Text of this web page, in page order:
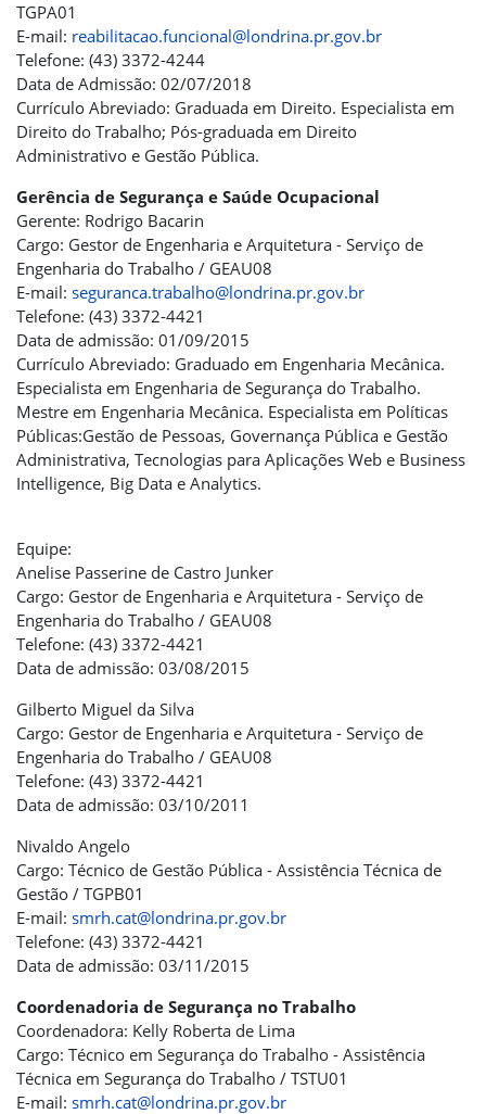
TGPA01
E-mail: reabilitacao.funcional@londrina.pr.gov.br
Telefone: (43) 3372-4244
Data de Admissão: 02/07/2018
Currículo Abreviado: Graduada em Direito. Especialista em
Direito do Trabalho; Pós-graduada em Direito
Administrativo e Gestão Pública.
Gerência de Segurança e Saúde Ocupacional
Gerente: Rodrigo Bacarin
Cargo: Gestor de Engenharia e Arquitetura - Serviço de
Engenharia do Trabalho / GEAU08
E-mail: seguranca.trabalho@londrina.pr.gov.br
Telefone: (43) 3372-4421
Data de admissão: 01/09/2015
Currículo Abreviado: Graduado em Engenharia Mecânica.
Especialista em Engenharia de Segurança do Trabalho.
Mestre em Engenharia Mecânica. Especialista em Políticas
Públicas:Gestão de Pessoas, Governança Pública e Gestão
Administrativa, Tecnologias para Aplicações Web e Business
Intelligence, Big Data e Analytics.
Equipe:
Anelise Passerine de Castro Junker
Cargo: Gestor de Engenharia e Arquitetura - Serviço de
Engenharia do Trabalho / GEAU08
Telefone: (43) 3372-4421
Data de admissão: 03/08/2015
Gilberto Miguel da Silva
Cargo: Gestor de Engenharia e Arquitetura - Serviço de
Engenharia do Trabalho / GEAU08
Telefone: (43) 3372-4421
Data de admissão: 03/10/2011
Nivaldo Angelo
Cargo: Técnico de Gestão Pública - Assistência Técnica de
Gestão / TGPB01
E-mail: smrh.cat@londrina.pr.gov.br
Telefone: (43) 3372-4421
Data de admissão: 03/11/2015
Coordenadoria de Segurança no Trabalho
Coordenadora: Kelly Roberta de Lima
Cargo: Técnico em Segurança do Trabalho - Assistência
Técnica em Segurança do Trabalho / TSTU01
E-mail: smrh.cat@londrina.pr.gov.br